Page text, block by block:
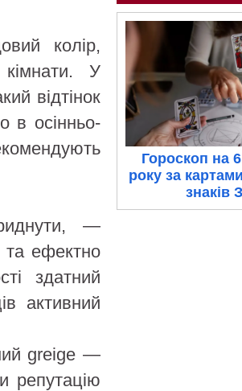
колір,
У
відтінок
в осінньо-
—
та ефектно
здатний
активний
greige —
репутацію
Гороскоп на
року за
знаків